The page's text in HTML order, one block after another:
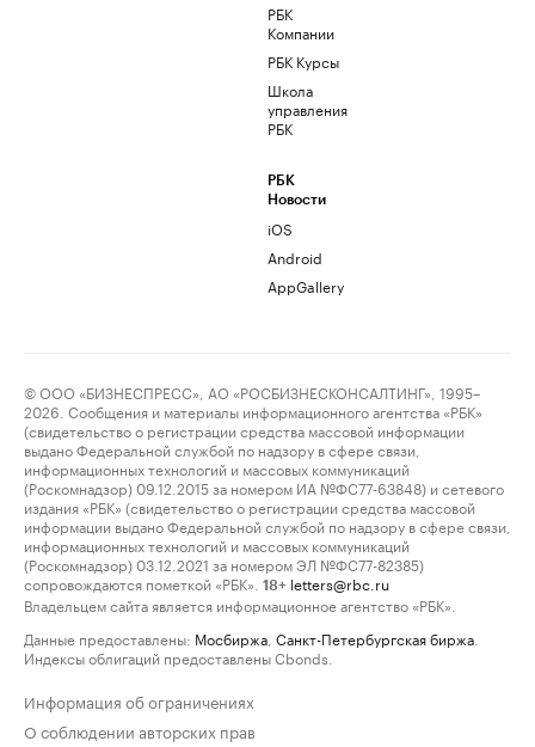
РБК
Компании
РБК Курсы
Школа
управления
РБК
РБК
Новости
iOS
Android
AppGallery
© ООО «БИЗНЕСПРЕСС», АО «РОСБИЗНЕСКОНСАЛТИНГ», 1995–
2026. Сообщения и материалы информационного агентства «РБК»
(свидетельство о регистрации средства массовой информации
выдано Федеральной службой по надзору в сфере связи,
информационных технологий и массовых коммуникаций
(Роскомнадзор) 09.12.2015 за номером ИА №ФС77-63848) и сетевого
издания «РБК» (свидетельство о регистрации средства массовой
информации выдано Федеральной службой по надзору в сфере связи,
информационных технологий и массовых коммуникаций
(Роскомнадзор) 03.12.2021 за номером ЭЛ №ФС77-82385)
сопровождаются пометкой «РБК».
18+ letters@rbc.ru
Владельцем сайта является информационное агентство «РБК».
Данные предоставлены: Мосбиржа Санкт-Петербургская биржа
Индексы облигаций предоставлены Cbonds.
Информация об ограничениях
О соблюдении авторских прав